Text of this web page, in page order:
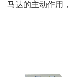
马达的主动作用，